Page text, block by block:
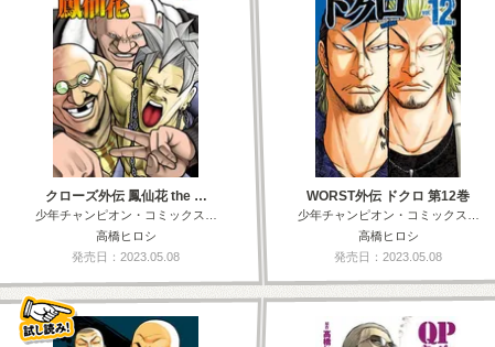
クローズ外伝 鳳仙花 the …
少年チャンピオン・コミックス…
高橋ヒロシ
発売日：2023.05.08
WORST外伝 ドクロ 第12巻
少年チャンピオン・コミックス…
高橋ヒロシ
発売日：2023.05.08